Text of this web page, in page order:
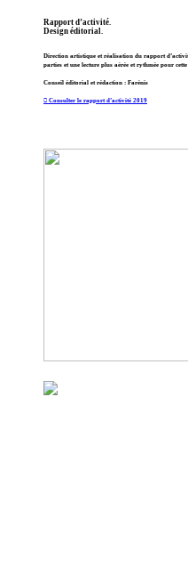
Rapport d’activité.
Design éditorial.
Direction artistique et réalisation du rapport
parties et une lecture plus aérée et rythmée pour
Conseil éditorial et rédaction : Farénis
︎︎︎ Consulter le rapport d’activité 2019